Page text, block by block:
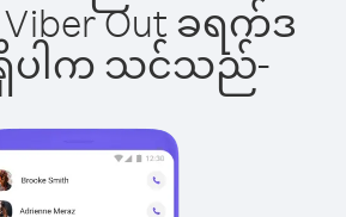
Out ခရက်ဒ
ရှိပါက သင်သည်-